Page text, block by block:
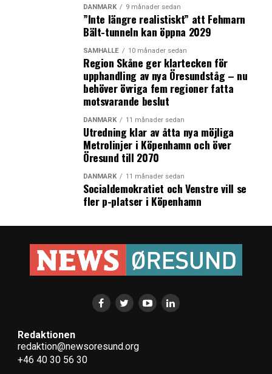
: Legatum Institute
Tivolis Halloweensatsning lockade svenskarna
Rekordlågt antal nya rutter från Kastrup
DANMARK 9 månader sedan
”Inte längre realistiskt” att Fehmarn
Bält-tunneln kan öppna 2029
SAMHÄLLE 10 månader sedan
Region Skåne ger klartecken för
upphandling av nya Öresundståg – nu
behöver övriga fem regioner fatta
motsvarande beslut
DANMARK 11 månader sedan
Utredning klar av åtta nya möjliga
Metrolinjer i Köpenhamn och över
Öresund till 2070
DANMARK 11 månader sedan
Socialdemokratiet och Venstre vill se
fler p-platser i Köpenhamn
Redaktionen
redaktion@newsoresund.org
+46 40 30 56 30